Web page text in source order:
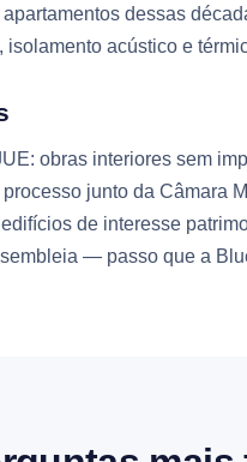
dessas
acústico e
obras interiores sem
junto da Câmara
de interesse
— passo que a